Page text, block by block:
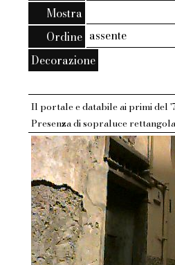
Mostra
Ordine assente
Decorazione
Il portale e databile ai primi del
Presenza di sopraluce